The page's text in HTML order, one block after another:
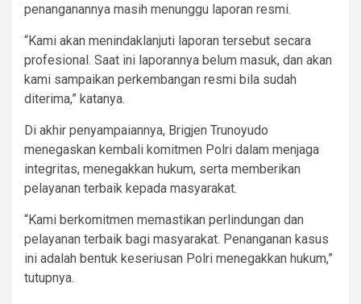
penanganannya masih menunggu laporan resmi.
“Kami akan menindaklanjuti laporan tersebut secara
profesional. Saat ini laporannya belum masuk, dan akan
kami sampaikan perkembangan resmi bila sudah
diterima,” katanya.
Di akhir penyampaiannya, Brigjen Trunoyudo
menegaskan kembali komitmen Polri dalam menjaga
integritas, menegakkan hukum, serta memberikan
pelayanan terbaik kepada masyarakat.
“Kami berkomitmen memastikan perlindungan dan
pelayanan terbaik bagi masyarakat. Penanganan kasus
ini adalah bentuk keseriusan Polri menegakkan hukum,”
tutupnya.